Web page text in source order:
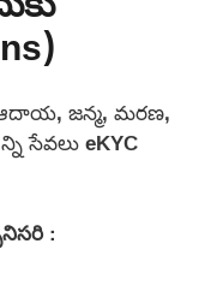
జన్మ, మరణ,
సేవలు eKYC
: